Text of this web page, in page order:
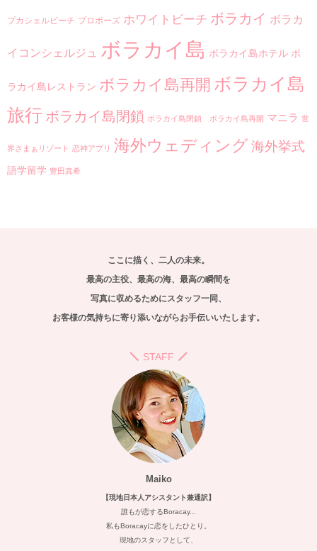
プカシェルビーチ プロポーズ ホワイトビーチ ボラカイ ボラカ
イコンシェルジュ ボラカイ島 ボラカイ島ホテル ボ
ラカイ島レストラン ボラカイ島再開 ボラカイ島
旅行 ボラカイ島閉鎖 ボラカイ島閉鎖 ボラカイ島再開 マニラ 世
界さまぁリゾート 恋神アプリ 海外ウェディング 海外挙式
語学留学 豊田真希
ここに描く、二人の未来。
最高の主役、最高の海、最高の瞬間を
写真に収めるためにスタッフ一同、
お客様の気持ちに寄り添いながらお手伝いいたします。
STAFF
Maiko
【現地日本人アシスタント兼通訳】
誰もが恋するBoracay...
私もBoracayに恋をしたひとり。
現地のスタッフとして、